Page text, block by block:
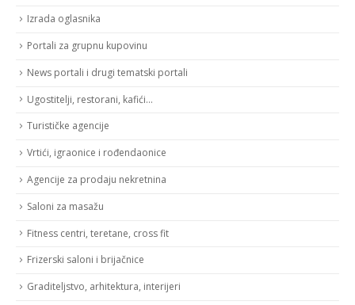
Izrada oglasnika
Portali za grupnu kupovinu
News portali i drugi tematski portali
Ugostitelji, restorani, kafići…
Turističke agencije
Vrtići, igraonice i rođendaonice
Agencije za prodaju nekretnina
Saloni za masažu
Fitness centri, teretane, cross fit
Frizerski saloni i brijačnice
Graditeljstvo, arhitektura, interijeri